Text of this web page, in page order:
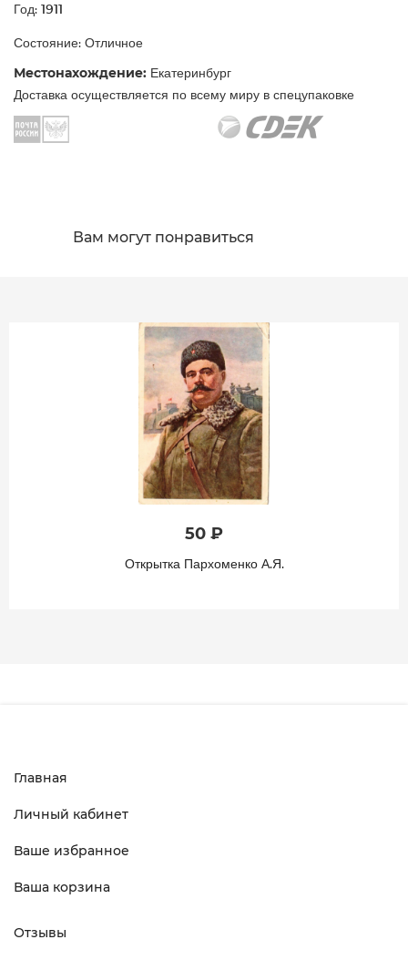
Год: 1911
Состояние: Отличное
Местонахождение: Екатеринбург
Доставка осуществляется по всему миру в спецупаковке
Вам могут понравиться
50 ₽
Открытка Пархоменко А.Я.
Главная
Личный кабинет
Ваше избранное
Ваша корзина
Отзывы